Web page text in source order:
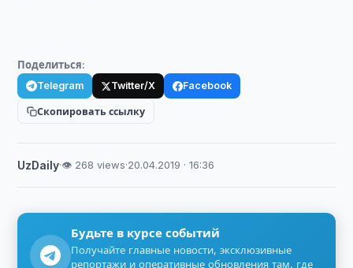
Поделиться:
Telegram Twitter/X Facebook
Скопировать ссылку
UzDaily·👁 268 views·20.04.2019 · 16:36
Будьте в курсе событий
Получайте главные новости, эксклюзивные
репортажи и оперативные обновления там, где